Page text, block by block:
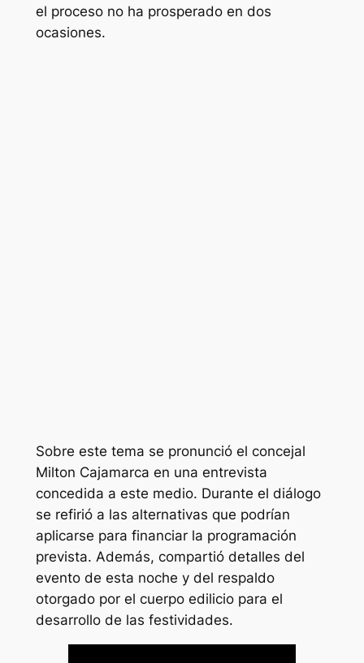
el proceso no ha prosperado en dos
ocasiones.
Sobre este tema se pronunció el concejal
Milton Cajamarca en una entrevista
concedida a este medio. Durante el diálogo
se refirió a las alternativas que podrían
aplicarse para financiar la programación
prevista. Además, compartió detalles del
evento de esta noche y del respaldo
otorgado por el cuerpo edilicio para el
desarrollo de las festividades.